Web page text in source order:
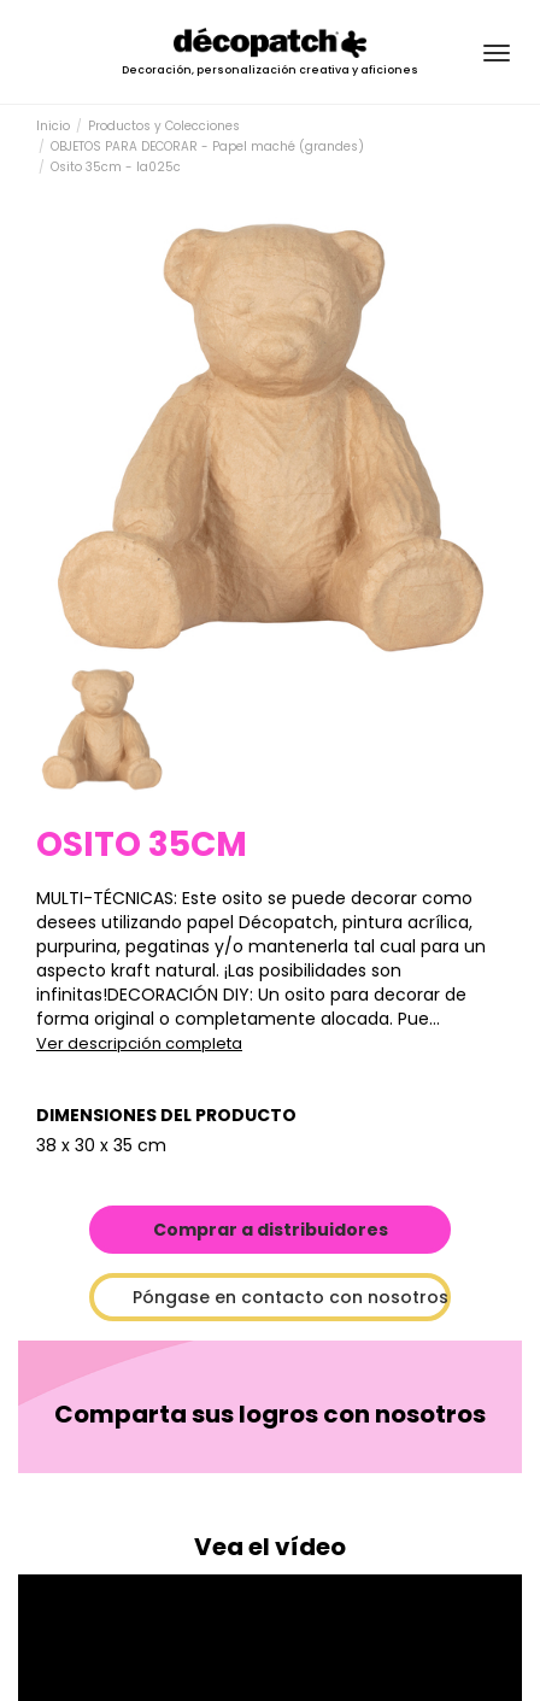
Decoración, personalización creativa y aficiones
Inicio
Productos y Colecciones
OBJETOS PARA DECORAR - Papel maché (grandes)
Osito 35cm - la025c
OSITO 35CM
MULTI-TÉCNICAS: Este osito se puede decorar como
desees utilizando papel Décopatch, pintura acrílica,
purpurina, pegatinas y/o mantenerla tal cual para un
aspecto kraft natural. ¡Las posibilidades son
infinitas!DECORACIÓN DIY: Un osito para decorar de
forma original o completamente alocada. Pue...
Ver descripción completa
DIMENSIONES DEL PRODUCTO
38 x 30 x 35 cm
Comprar a distribuidores
Póngase en contacto con nosotros
Comparta sus logros con nosotros
Vea el vídeo